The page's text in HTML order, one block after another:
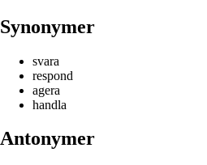
Synonymer
svara
respond
agera
handla
Antonymer